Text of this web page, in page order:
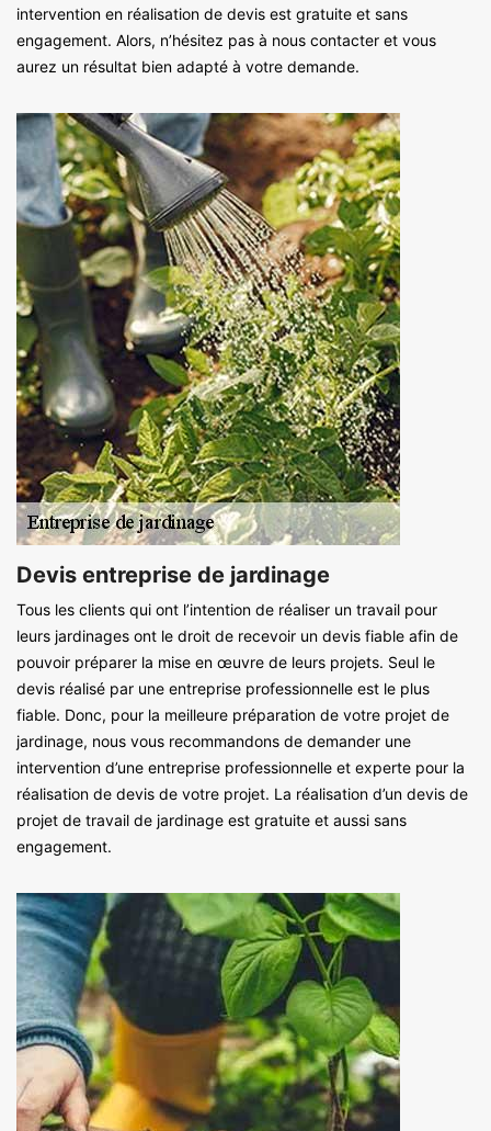
intervention en réalisation de devis est gratuite et sans
engagement. Alors, n’hésitez pas à nous contacter et vous
aurez un résultat bien adapté à votre demande.
Devis entreprise de jardinage
Tous les clients qui ont l’intention de réaliser un travail pour
leurs jardinages ont le droit de recevoir un devis fiable afin de
pouvoir préparer la mise en œuvre de leurs projets. Seul le
devis réalisé par une entreprise professionnelle est le plus
fiable. Donc, pour la meilleure préparation de votre projet de
jardinage, nous vous recommandons de demander une
intervention d’une entreprise professionnelle et experte pour la
réalisation de devis de votre projet. La réalisation d’un devis de
projet de travail de jardinage est gratuite et aussi sans
engagement.